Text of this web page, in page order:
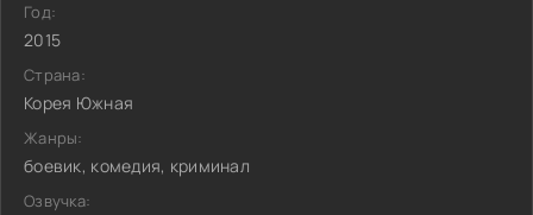
Год:
2015
Страна:
Корея Южная
Жанры:
боевик, комедия, криминал
Озвучка: